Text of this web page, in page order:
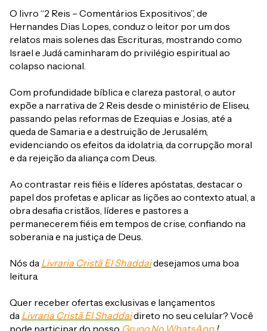
O livro “2 Reis – Comentários Expositivos”, de
Hernandes Dias Lopes, conduz o leitor por um dos
relatos mais solenes das Escrituras, mostrando como
Israel e Judá caminharam do privilégio espiritual ao
colapso nacional.
Com profundidade bíblica e clareza pastoral, o autor
expõe a narrativa de 2 Reis desde o ministério de Eliseu,
passando pelas reformas de Ezequias e Josias, até a
queda de Samaria e a destruição de Jerusalém,
evidenciando os efeitos da idolatria, da corrupção moral
e da rejeição da aliança com Deus.
Ao contrastar reis fiéis e líderes apóstatas, destacar o
papel dos profetas e aplicar as lições ao contexto atual, a
obra desafia cristãos, líderes e pastores a
permanecerem fiéis em tempos de crise, confiando na
soberania e na justiça de Deus.
Nós da Livraria Cristã El Shaddaidesejamos uma boa
leitura.
Quer receber ofertas exclusivas e lançamentos
da Livraria Cristã El Shaddaidireto no seu celular? Você